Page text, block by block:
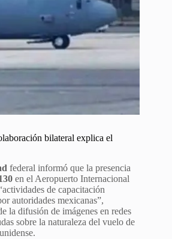
bilateral explica el
federal informó que la presencia
en el Aeropuerto Internacional
de capacitación
autoridades mexicanas”,
la difusión de imágenes en redes
sobre la naturaleza del vuelo de